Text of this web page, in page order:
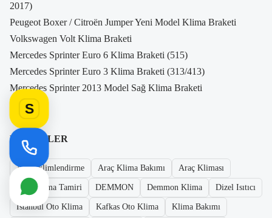
2017)
Peugeot Boxer / Citroën Jumper Yeni Model Klima Braketi
Volkswagen Volt Klima Braketi
Mercedes Sprinter Euro 6 Klima Braketi (515)
Mercedes Sprinter Euro 3 Klima Braketi (313/413)
Mercedes Sprinter 2013 Model Sağ Klima Braketi
ETIKETLER
Araç Iklimlendirme Araç Klima Bakımı Araç Kliması
Araç Klima Tamiri DEMMON Demmon Klima Dizel Isıtıcı
Istanbul Oto Klima Kafkas Oto Klima Klima Bakımı
S